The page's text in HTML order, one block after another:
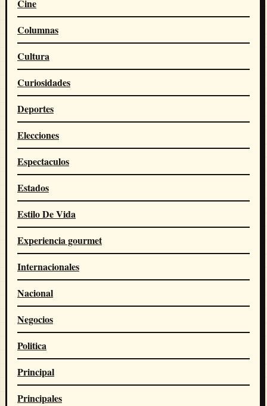
Cine
Columnas
Cultura
Curiosidades
Deportes
Elecciones
Espectaculos
Estados
Estilo De Vida
Experiencia gourmet
Internacionales
Nacional
Negocios
Politica
Principal
Principales